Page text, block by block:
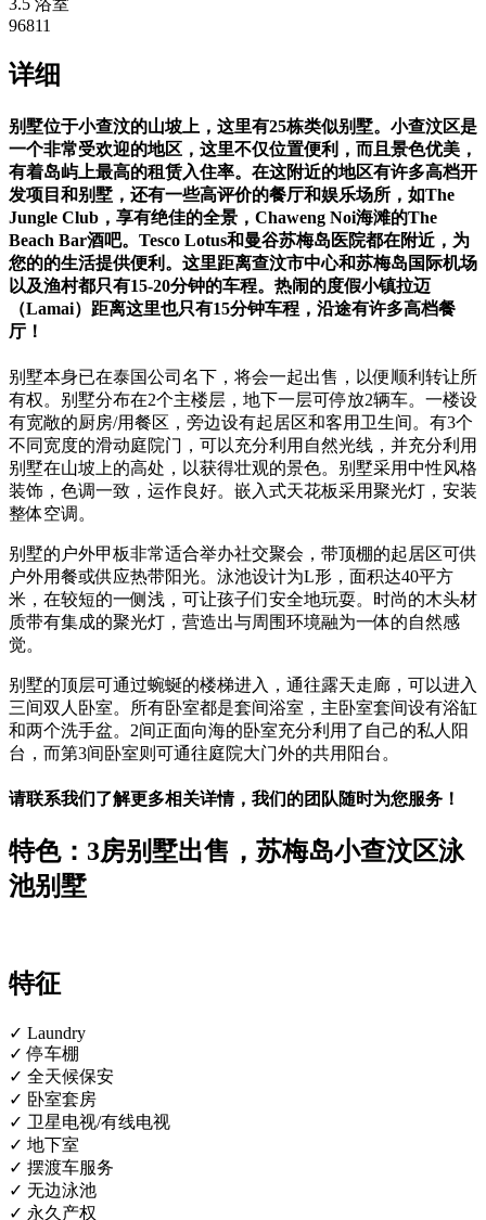
3.5 浴室
96811
详细
别墅位于小查汶的山坡上，这里有25栋类似别墅。小查汶区是
一个非常受欢迎的地区，这里不仅位置便利，而且景色优美，
有着岛屿上最高的租赁入住率。在这附近的地区有许多高档开
发项目和别墅，还有一些高评价的餐厅和娱乐场所，如The
Jungle Club ，享有绝佳的全景， Chaweng Noi海滩的The
Beach Bar酒吧。 Tesco Lotus和曼谷苏梅岛医院都在附近，为
您的的生活提供便利。这里距离查汶市中心和苏梅岛国际机场
以及渔村都只有15-20分钟的车程。热闹的度假小镇拉迈
（Lamai）距离这里也只有15分钟车程，沿途有许多高档餐
厅！
别墅本身已在泰国公司名下，将会一起出售，以便顺利转让所
有权。别墅分布在2个主楼层，地下一层可停放2辆车。一楼设
有宽敞的厨房/用餐区，旁边设有起居区和客用卫生间。有3个
不同宽度的滑动庭院门，可以充分利用自然光线，并充分利用
别墅在山坡上的高处，以获得壮观的景色。别墅采用中性风格
装饰，色调一致，运作良好。嵌入式天花板采用聚光灯，安装
整体空调。
别墅的户外甲板非常适合举办社交聚会，带顶棚的起居区可供
户外用餐或供应热带阳光。泳池设计为L形，面积达40平方
米，在较短的一侧浅，可让孩子们安全地玩耍。时尚的木头材
质带有集成的聚光灯，营造出与周围环境融为一体的自然感
觉。
别墅的顶层可通过蜿蜒的楼梯进入，通往露天走廊，可以进入
三间双人卧室。所有卧室都是套间浴室，主卧室套间设有浴缸
和两个洗手盆。2间正面向海的卧室充分利用了自己的私人阳
台，而第3间卧室则可通往庭院大门外的共用阳台。
请联系我们了解更多相关详情，我们的团队随时为您服务！
特色： 3房别墅出售，苏梅岛小查汶区泳
池别墅
特征
✓ Laundry
✓ 停车棚
✓ 全天候保安
✓ 卧室套房
✓ 卫星电视/有线电视
✓ 地下室
✓ 摆渡车服务
✓ 无边泳池
✓ 永久产权